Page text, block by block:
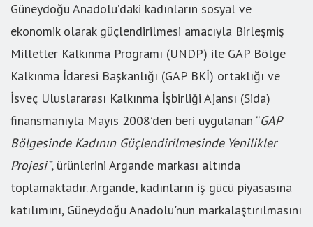
Güneydoğu Anadolu’daki kadınların sosyal ve
ekonomik olarak güçlendirilmesi amacıyla Birleşmiş
Milletler Kalkınma Programı (UNDP) ile GAP Bölge
Kalkınma İdaresi Başkanlığı (GAP BKİ) ortaklığı ve
İsveç Uluslararası Kalkınma İşbirliği Ajansı (Sida)
finansmanıyla Mayıs 2008’den beri uygulanan “GAP
Bölgesinde Kadının Güçlendirilmesinde Yenilikler
Projesi”, ürünlerini Argande markası altında
toplamaktadır. Argande, kadınların iş gücü piyasasına
katılımını, Güneydoğu Anadolu'nun markalaştırılmasını